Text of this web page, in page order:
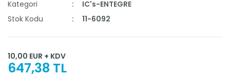
Kategori
IC's-ENTEGRE
Stok Kodu
11-6092
10,00 EUR + KDV
647,38 TL